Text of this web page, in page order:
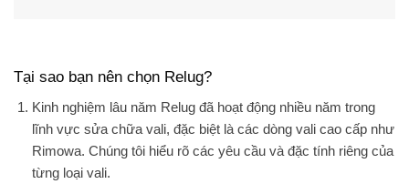
Tại sao bạn nên chọn Relug?
Kinh nghiệm lâu năm Relug đã hoạt động nhiều năm trong
lĩnh vực sửa chữa vali, đặc biệt là các dòng vali cao cấp như
Rimowa. Chúng tôi hiểu rõ các yêu cầu và đặc tính riêng của
từng loại vali.